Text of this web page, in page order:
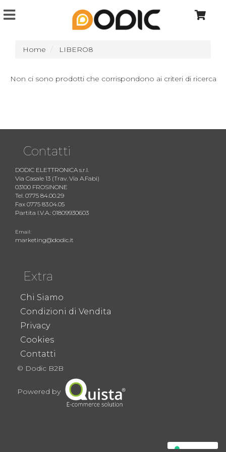
Home LIBERO8
Non ci sono prodotti che corrispondono ai criteri di ricerca
Contatti
DODIC ELETTRONICA s.r.l.
Via Casale 13 (Trav. Via A.Fabi)
03100 FROSINONE
Tel. 0775 84.00.29
Fax 0775 83.04.05
Partita I.V.A.: 01809930603
Email:
marketing@dodic.it
Extra
Chi Siamo
Condizioni di Vendita
Privacy
Cookies
Contatti
© Dodic B2B
Powered by